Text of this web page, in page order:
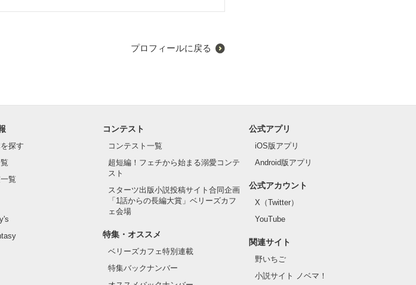
プロフィールに戻る
探す
覧
コンテスト
コンテスト一覧
超短編！フェチから始まる溺愛コンテ
スト
スターツ出版小説投稿サイト合同企画
「1話からの長編大賞」ベリーズカフ
ェ会場
特集・オススメ
ベリーズカフェ特別連載
特集バックナンバー
公式アプリ
iOS版アプリ
Android版アプリ
公式アカウント
X（Twitter）
YouTube
関連サイト
野いちご
小説サイト ノベマ！